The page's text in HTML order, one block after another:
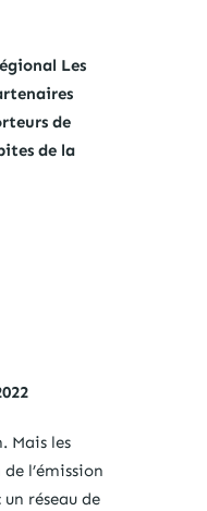
Les
de
de la
Mais les
l’émission
réseau de